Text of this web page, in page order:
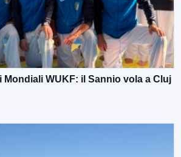
Mondiali WUKF: il Sannio vola a Cluj